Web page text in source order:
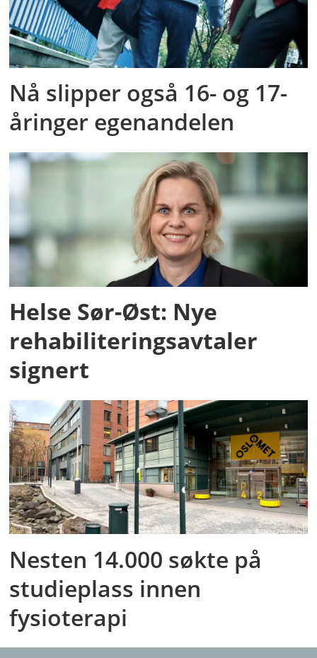
Nå slipper også 16- og 17-
åringer egenandelen
Helse Sør-Øst: Nye
rehabiliteringsavtaler
signert
Nesten 14.000 søkte på
studieplass innen
fysioterapi